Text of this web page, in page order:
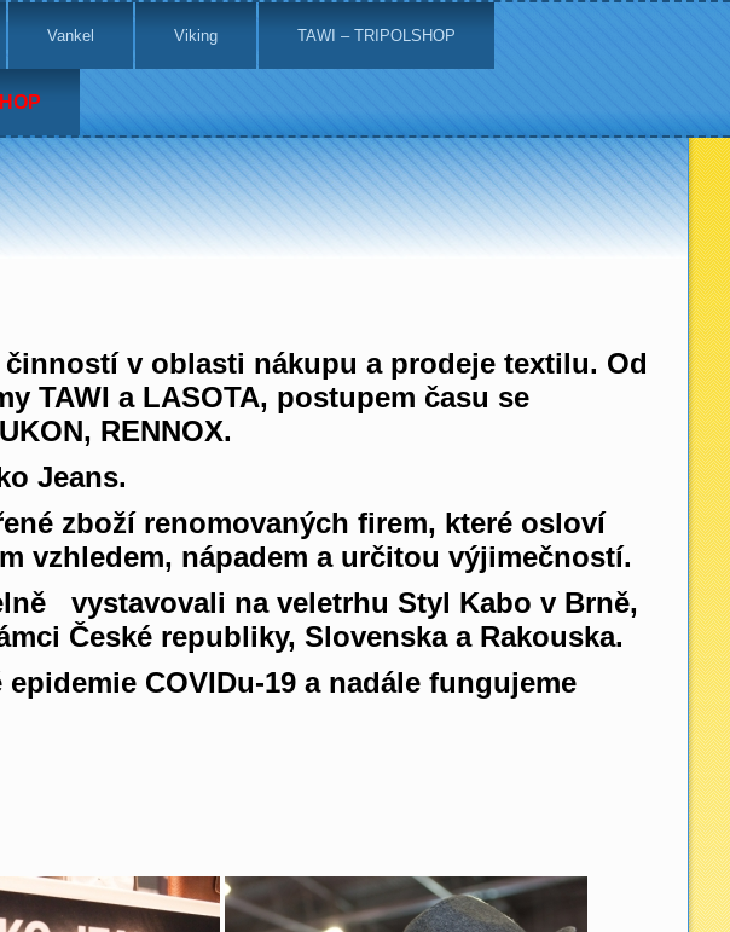
Vankel Viking TAWI – TRIPOLSHOP
v oblasti nákupu a prodeje textilu. Od
TAWI a LASOTA, postupem času se
RENNOX.
Jeans.
zboží renomovaných firem, které osloví
vzhledem, nápadem a určitou výjimečností.
vystavovali na veletrhu Styl Kabo v Brně,
České republiky, Slovenska a Rakouska.
COVIDu-19 a nadále fungujeme